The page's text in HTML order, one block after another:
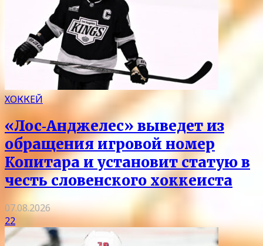
ХОККЕЙ
«Лос‑Анджелес» выведет из
обращения игровой номер
Копитара и установит статую в
честь словенского хоккеиста
07.08.2026
22